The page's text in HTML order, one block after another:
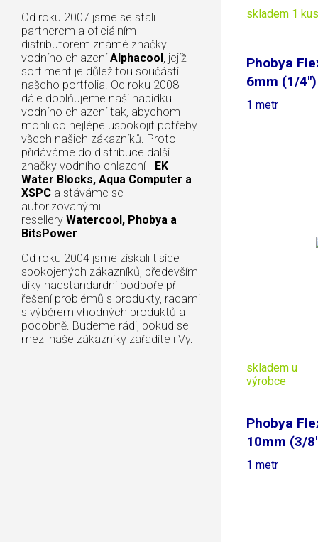
Od roku 2007 jsme se stali
partnerem a oficiálním
distributorem známé značky
vodního chlazení Alphacool, jejíž
sortiment je důležitou součástí
našeho portfolia. Od roku 2008
dále doplňujeme naší nabídku
vodního chlazení tak, abychom
mohli co nejlépe uspokojit potřeby
všech našich zákazníků. Proto
přidáváme do distribuce další
značky vodního chlazení - EK
Water Blocks, Aqua Computer a
XSPC a stáváme se
autorizovanými
resellery Watercool, Phobya a
BitsPower.
Od roku 2004 jsme získali tisíce
spokojených zákazníků, především
díky nadstandardní podpoře při
řešení problémů s produkty, radami
s výběrem vhodných produktů a
podobně. Budeme rádi, pokud se
mezi naše zákazníky zařadíte i Vy.
skladem 1 kus
Phobya
6mm (1/
1 metr
skladem u
výrobce
Phobya
10mm (3/
1 metr